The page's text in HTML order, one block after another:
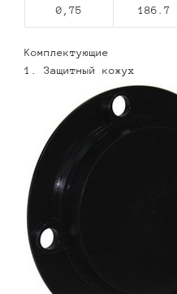
0,75 186.7
Комплектующие
1. Защитный кожух